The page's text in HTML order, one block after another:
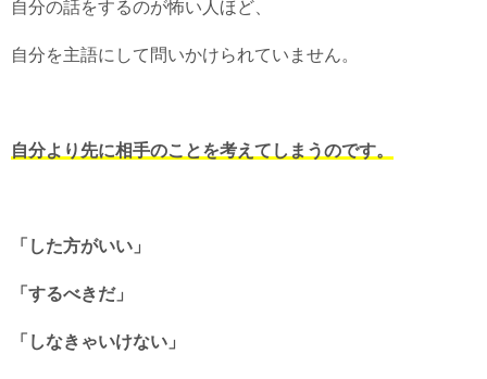
自分の話をするのが怖い人ほど、
自分を主語にして問いかけられていません。
自分より先に相手のことを考えてしまうのです。
「した方がいい」
「するべきだ」
「しなきゃいけない」